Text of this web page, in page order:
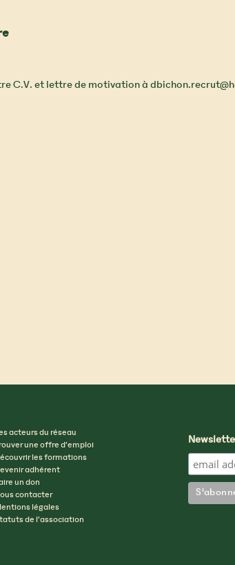
C.V. et lettre de motivation à
acteurs du réseau
une offre d’emploi
les formations
adhérent
un don
contacter
légales
de l’association